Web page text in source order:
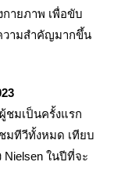
ายภาพ เพื่อขับ
วามสำคัญมากขึ้น
ชมเป็นครั้งแรก
มทีวีทั้งหมด เทียบ
ในปีที่จะ